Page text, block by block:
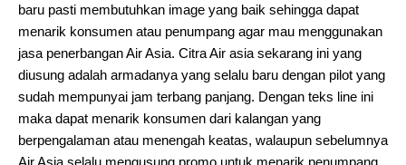
baru pasti membutuhkan image yang baik sehingga dapat
menarik konsumen atau penumpang agar mau menggunakan
jasa penerbangan Air Asia. Citra Air asia sekarang ini yang
diusung adalah armadanya yang selalu baru dengan pilot yang
sudah mempunyai jam terbang panjang. Dengan teks line ini
maka dapat menarik konsumen dari kalangan yang
berpengalaman atau menengah keatas, walaupun sebelumnya
Air Asia selalu mengusung promo untuk menarik penumpang